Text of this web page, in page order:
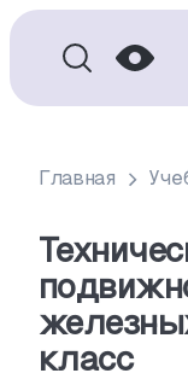
Главная
класс